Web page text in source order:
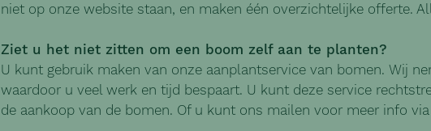
niet op onze website staan, en maken één overzichtelijke offerte.
Ziet u het niet zitten om een boom zelf aan te planten?
U kunt gebruik maken van onze aanplantservice van bomen. Wij
waardoor u veel werk en tijd bespaart. U kunt deze service
de aankoop van de bomen. Of u kunt ons mailen voor meer info via